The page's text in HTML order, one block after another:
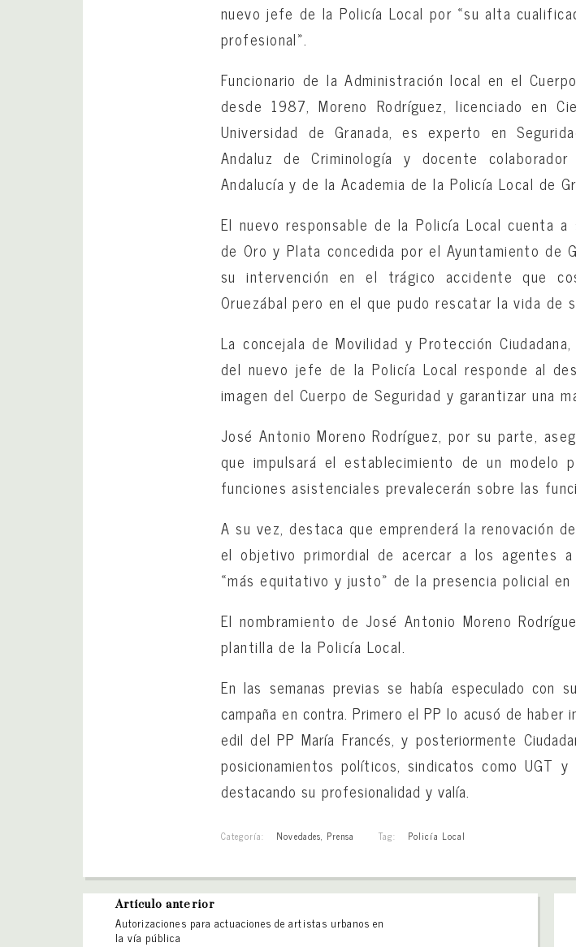
nuevo jefe de la Policía Local por «su alta
profesional».
Funcionario de la Administración local en el
desde 1987, Moreno Rodríguez, licenciado en
Universidad de Granada, es experto en
Andaluz de Criminología y docente
Andalucía y de la Academia de la Policía Local de
El nuevo responsable de la Policía Local cuenta
de Oro y Plata concedida por el Ayuntamiento de
su intervención en el trágico accidente que
Oruezábal pero en el que pudo rescatar la vida de
La concejala de Movilidad y Protección
del nuevo jefe de la Policía Local responde al
imagen del Cuerpo de Seguridad y garantizar una
José Antonio Moreno Rodríguez, por su parte,
que impulsará el establecimiento de un modelo
funciones asistenciales prevalecerán sobre las
A su vez, destaca que emprenderá la renovación
el objetivo primordial de acercar a los agentes
«más equitativo y justo» de la presencia policial
El nombramiento de José Antonio Moreno
plantilla de la Policía Local.
En las semanas previas se había especulado con
campaña en contra. Primero el PP lo acusó de
edil del PP María Francés, y posteriormente
posicionamientos políticos, sindicatos como UGT y
destacando su profesionalidad y valía.
Categoría: Novedades, Prensa Tag: Policía Local
Artículo anterior
Autorizaciones para actuaciones de artistas urbanos en
la vía pública